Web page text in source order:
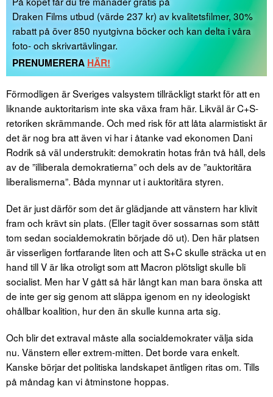
Draken Films utbud (värde 237 kr) av kvalitetsfilmer, 30%
rabatt på över 850 nyutgivna böcker och kan delta i våra
foto- och skrivartävlingar.
PRENUMERERA HÄR!
Förmodligen är Sveriges valsystem tillräckligt starkt för att en
liknande auktoritarism inte ska växa fram här. Likväl är C+S-
retoriken skrämmande. Och med risk för att låta alarmistiskt är
det är nog bra att även vi har i åtanke vad ekonomen Dani
Rodrik så väl understrukit: demokratin hotas från två håll, dels
av de ”illiberala demokratierna” och dels av de ”auktoritära
liberalismerna”. Båda mynnar ut i auktoritära styren.
Det är just därför som det är glädjande att vänstern har klivit
fram och krävt sin plats. (Eller tagit över sossarnas som stått
tom sedan socialdemokratin började dö ut). Den här platsen
är visserligen fortfarande liten och att S+C skulle sträcka ut en
hand till V är lika otroligt som att Macron plötsligt skulle bli
socialist. Men har V gått så här långt kan man bara önska att
de inte ger sig genom att släppa igenom en ny ideologiskt
ohållbar koalition, hur den än skulle kunna arta sig.
Och blir det extraval måste alla socialdemokrater välja sida
nu. Vänstern eller extrem-mitten. Det borde vara enkelt.
Kanske börjar det politiska landskapet äntligen ritas om. Tills
på måndag kan vi åtminstone hoppas.